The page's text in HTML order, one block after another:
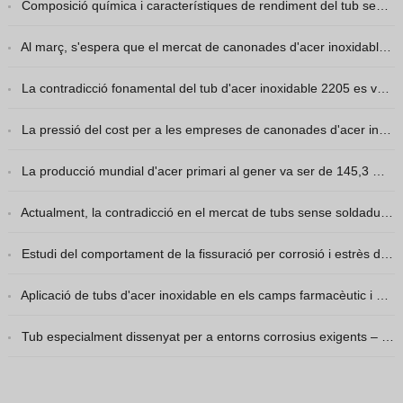
Hindi
Japanese
Spanish (Chile)
Persian
Estonian
Spanish (Peru)
Composició química i característiques de rendiment del tub sense soldadura d'acer inoxidable 2507
Al març, s'espera que el mercat de canonades d'acer inoxidable 904L acceleri la recuperació de la demanda.
La contradicció fonamental del tub d'acer inoxidable 2205 es va debilitar com s'esperava per tornar a enfortir-se.
La pressió del cost per a les empreses de canonades d'acer inoxidable soldades continua sent alta.
La producció mundial d'acer primari al gener va ser de 145,3 milions de tones, un descens del 3,31 % interanual.
Actualment, la contradicció en el mercat de tubs sense soldadura d'acer inoxidable continua sent que les expectatives són massa ràpides i la realitat massa lenta.
Estudi del comportament de la fissuració per corrosió i estrès de l'acer inoxidable per a centrals nuclears en aigua a alta temperatura i alta pressió
Aplicació de tubs d'acer inoxidable en els camps farmacèutic i biotecnològic
Tub especialment dissenyat per a entorns corrosius exigents – tub d'acer inoxidable superaustenític 904L